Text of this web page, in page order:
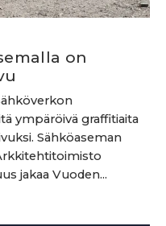
on
ympäröivä graffitiaita
Sähköaseman
jakaa Vuoden...